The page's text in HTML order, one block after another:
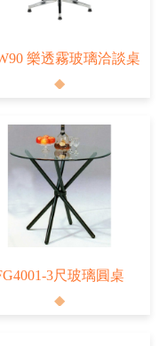
樂透霧玻璃洽談桌
3尺玻璃圓桌